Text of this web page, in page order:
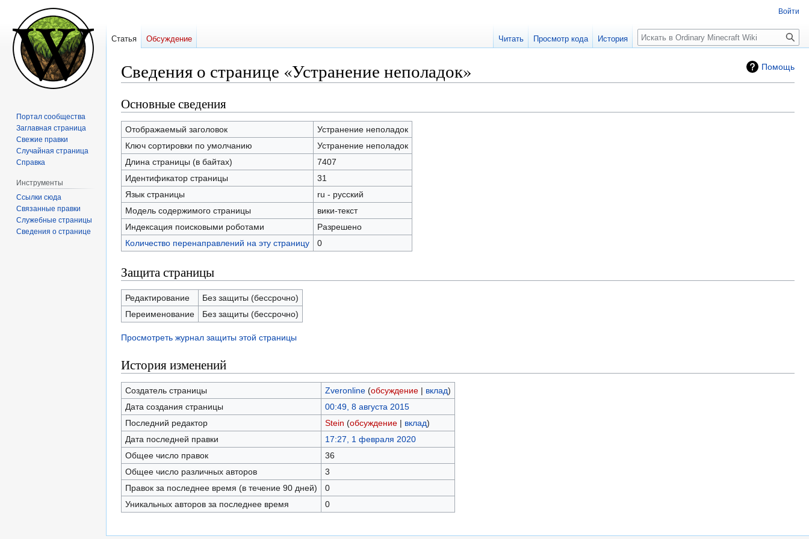
Помощь
Сведения о странице «Устранение неполадок»
Перейти
к
навигации
Перейти
к
поиску
Основные сведения
Отображаемый заголовок
Устранение неполадок
Ключ сортировки по умолчанию
Устранение неполадок
Длина страницы (в байтах)
7407
Идентификатор страницы
31
Язык страницы
ru - русский
Модель содержимого страницы
вики-текст
Индексация поисковыми роботами
Разрешено
Количество перенаправлений на эту страницу
0
Защита страницы
Редактирование
Без защиты (бессрочно)
Переименование
Без защиты (бессрочно)
Просмотреть журнал защиты этой страницы
История изменений
Создатель страницы Zveronline (обсуждение| вклад)
Дата создания страницы
00:49, 8 августа 2015
Последний редактор
Stein (обсуждение| вклад)
Дата последней правки
17:27, 1 февраля 2020
Общее число правок
36
Общее число различных авторов
3
Правок за последнее время (в течение 90 дней)
0
Уникальных авторов за последнее время
0
Войти
Статья Обсуждение Читать Просмотр кода История Поиск
Портал сообщества
Заглавная страница
Свежие правки
Случайная страница
Справка
Инструменты
Ссылки сюда
Связанные правки
Служебные страницы
Сведения о странице